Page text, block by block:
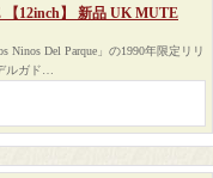
12inch】 新品 UK MUTE
Del Parque」の1990年限定リリ
ルガド…